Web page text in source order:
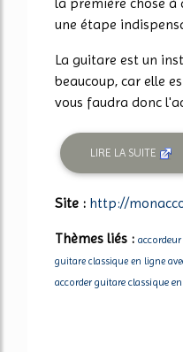
une étape
La guitare est un
beaucoup, car elle
vous faudra donc
LIRE LA SUITE
Site : http://
Thèmes liés :
guitare classique en ligne
accorder guitare classique